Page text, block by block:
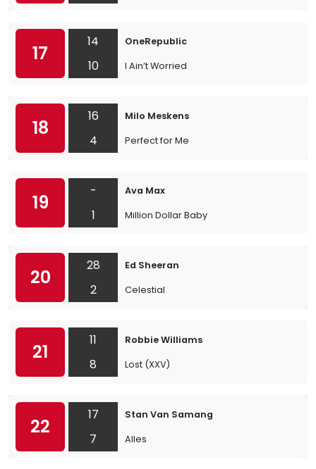
17
14
10
OneRepublic
I Ain’t Worried
18
16
4
Milo Meskens
Perfect for Me
19
-
1
Ava Max
Million Dollar Baby
20
28
2
Ed Sheeran
Celestial
21
11
8
Robbie Williams
Lost (XXV)
22
17
7
Stan Van Samang
Alles